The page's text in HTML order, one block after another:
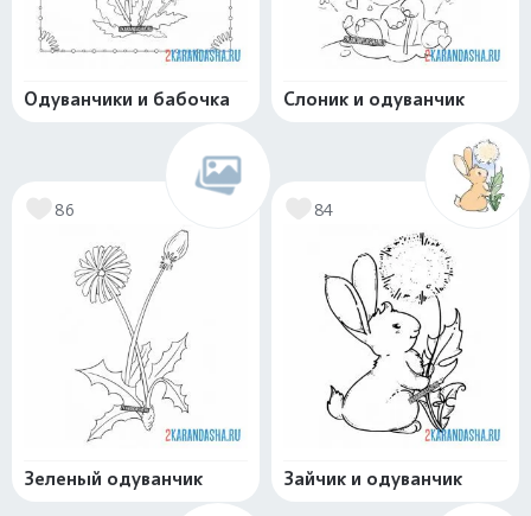
Одуванчики и бабочка Слоник и одуванчик
86
Зеленый одуванчик
84
Зайчик и одуванчик